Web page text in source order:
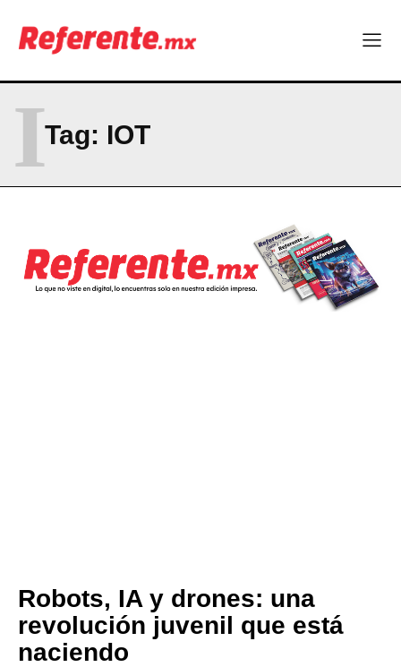
Tag: IOT
I
Robots, IA y drones: una
revolución juvenil que está
naciendo